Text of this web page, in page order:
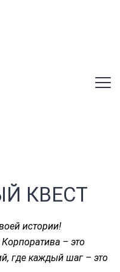
КВЕСТ
истории!
– это
где каждый шаг – это